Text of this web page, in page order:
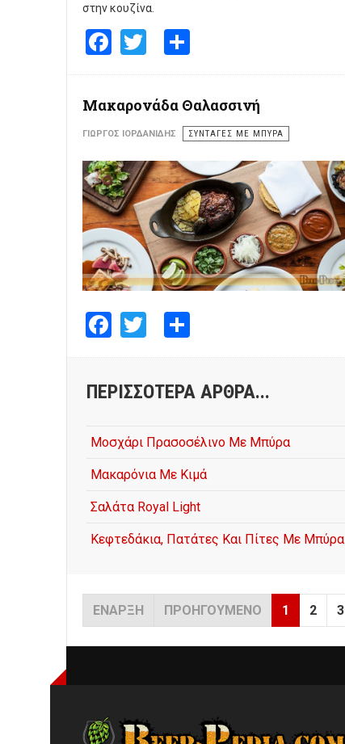
στην κουζίνα.
Facebook
Twitter
Μακαρονάδα Θαλασσινή
ΓΙΏΡΓΟΣ ΙΟΡΔΑΝΊΔΗΣ ΣΥΝΤΑΓΕΣ ΜΕ ΜΠΥΡΑ
Facebook
Twitter
ΠΕΡΙΣΣΌΤΕΡΑ ΆΡΘΡΑ...
Μοσχάρι Πρασοσέλινο Με Μπύρα
Μακαρόνια Με Κιμά
Σαλάτα Royal Light
Κεφτεδάκια, Πατάτες Και Πίτες Με Μπύρα
ΈΝΑΡΞΗ ΠΡΟΗΓΟΎΜΕΝΟ 1 2 3